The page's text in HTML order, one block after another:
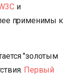
и
применимы к
"золотым
Первый